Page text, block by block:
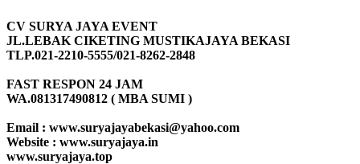
CV SURYA JAYA EVENT
JL.LEBAK CIKETING MUSTIKAJAYA BEKASI
TLP.021-2210-5555/021-8262-2848
FAST RESPON 24 JAM
WA.081317490812 ( MBA SUMI )
Email : www.suryajayabekasi@yahoo.com
Website : www.suryajaya.in
www.suryajaya.top